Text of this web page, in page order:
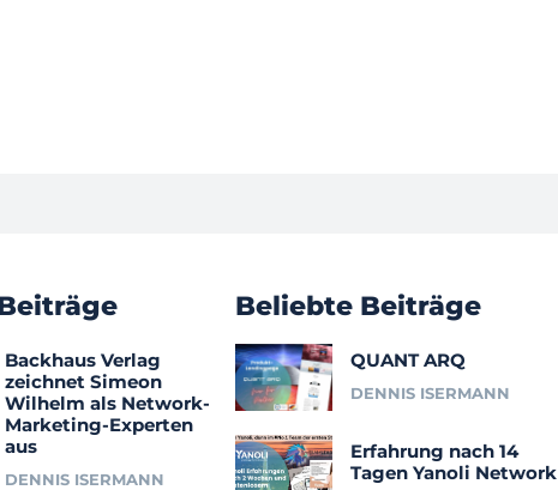
Backhaus Verlag
zeichnet Simeon
Wilhelm als Network-
Marketing-Experten
aus
DENNIS ISERMANN
Beliebte Beiträge
QUANT ARQ
DENNIS ISERMANN
Erfahrung nach 14
Tagen Yanoli Network